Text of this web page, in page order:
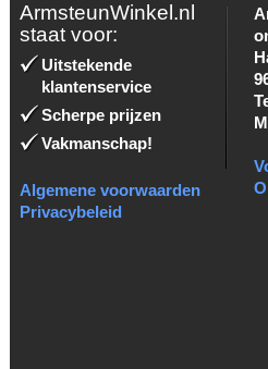
ArmsteunWinkel.nl
staat voor:
Uitstekende
klantenservice
Scherpe prijzen
Vakmanschap!
Algemene voorwaarden
Privacybeleid